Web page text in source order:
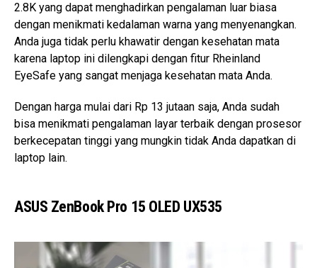
2.8K yang dapat menghadirkan pengalaman luar biasa
dengan menikmati kedalaman warna yang menyenangkan.
Anda juga tidak perlu khawatir dengan kesehatan mata
karena laptop ini dilengkapi dengan fitur Rheinland
EyeSafe yang sangat menjaga kesehatan mata Anda.
Dengan harga mulai dari Rp 13 jutaan saja, Anda sudah
bisa menikmati pengalaman layar terbaik dengan prosesor
berkecepatan tinggi yang mungkin tidak Anda dapatkan di
laptop lain.
ASUS ZenBook Pro 15 OLED UX535